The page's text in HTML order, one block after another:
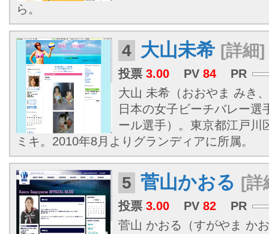
ら。
4 大山未希 [詳細]
投票 3.00 PV 84
PR
大山 未希（おおやま みき
日本の女子ビーチバレー選
ール選手）。東京都江戸川
ミキ。2010年8月よりグランディアに所属。
5 菅山かおる [詳
投票 3.00 PV 82
PR
菅山 かおる（すがやま か